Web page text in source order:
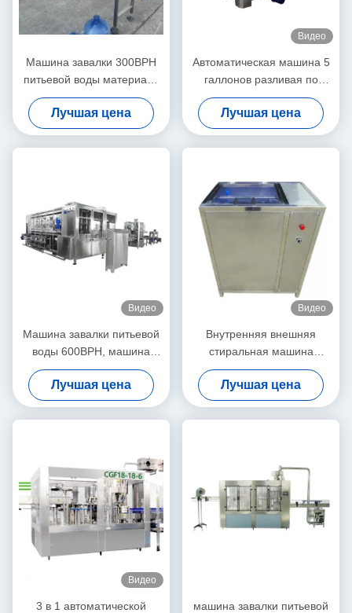
Машина завалки 300BPH
питьевой воды материала
SS304 для бутылки 5
галлонов
Лучшая цена
Видео
Автоматическая машина 5
галлонов разливая по
бутылкам Bph 1200 с
экраном касания PLC
Лучшая цена
Видео
Машина завалки питьевой
воды 600BPH, машина
воды 5 галлонов разливая
по бутылкам
полноавтоматическая
Лучшая цена
Видео
Внутренняя внешняя
стиральная машина
бутылки с водой для чистки
бутылки ПК 5 галлонов
Лучшая цена
Видео
3 в 1 автоматической
машина завалки питьевой